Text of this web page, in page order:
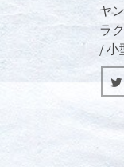
ヤ
ラ
/ 小